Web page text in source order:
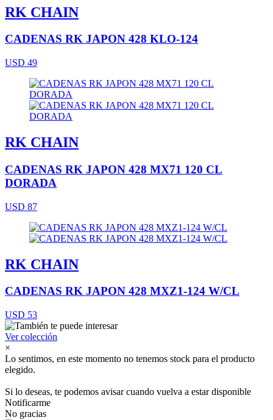
RK CHAIN
CADENAS RK JAPON 428 KLO-124
USD 49
RK CHAIN
CADENAS RK JAPON 428 MX71 120 CL
DORADA
USD 87
RK CHAIN
CADENAS RK JAPON 428 MXZ1-124 W/CL
USD 53
Ver colección
×
Lo sentimos, en este momento no tenemos stock para el producto
elegido.
Si lo deseas, te podemos avisar cuando vuelva a estar disponible
Notificarme
No gracias